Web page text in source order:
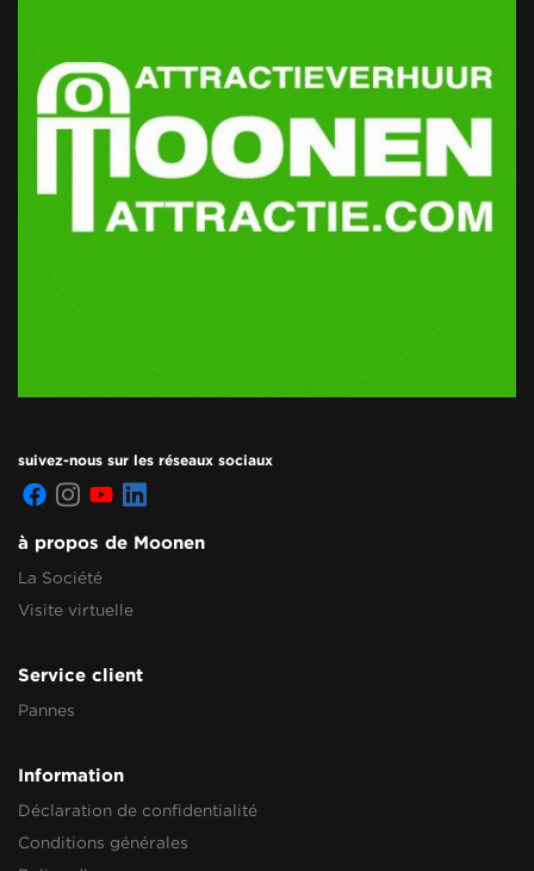
suivez-nous sur les réseaux sociaux
à propos de Moonen
La Société
Visite virtuelle
Service client
Pannes
Information
Déclaration de confidentialité
Conditions générales